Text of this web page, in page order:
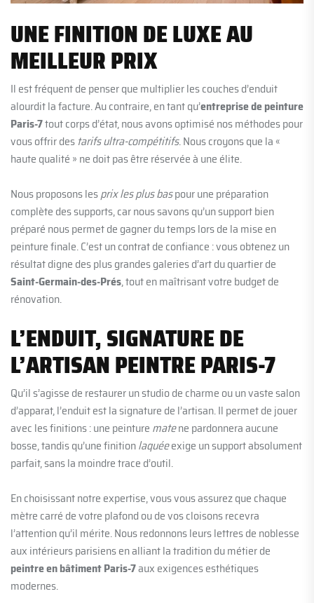
UNE FINITION DE LUXE AU
MEILLEUR PRIX
Il est fréquent de penser que multiplier les couches d’enduit
alourdit la facture. Au contraire, en tant qu’entreprise de peinture
Paris-7tout corps d’état, nous avons optimisé nos méthodes pour
vous offrir des tarifs ultra-compétitifs. Nous croyons que la «
haute qualité » ne doit pas être réservée à une élite.
Nous proposons lesprix les plus baspour une préparation
complète des supports, car nous savons qu’un support bien
préparé nous permet de gagner du temps lors de la mise en
peinture finale. C’est un contrat de confiance : vous obtenez un
résultat digne des plus grandes galeries d’art du quartier de
Saint-Germain-des-Prés, tout en maîtrisant votre budget de
rénovation.
L’ENDUIT, SIGNATURE DE
L’ARTISAN PEINTRE PARIS-7
Qu’il s’agisse de restaurer un studio de charme ou un vaste salon
d’apparat, l’enduit est la signature de l’artisan. Il permet de jouer
avec les finitions : une peinture matene pardonnera aucune
bosse, tandis qu’une finitionlaquéeexige un support absolument
parfait, sans la moindre trace d’outil.
En choisissant notre expertise, vous vous assurez que chaque
mètre carré de votre plafond ou de vos cloisons recevra
l’attention qu’il mérite. Nous redonnons leurs lettres de noblesse
aux intérieurs parisiens en alliant la tradition du métier de
peintre en bâtiment Paris-7aux exigences esthétiques
modernes.